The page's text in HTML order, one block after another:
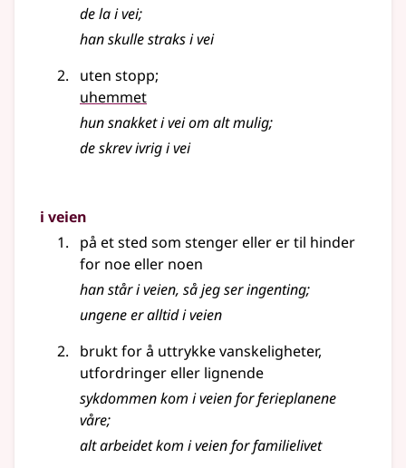
de la i vei;
han skulle straks i vei
uten stopp;
uhemmet
hun snakket i vei om alt mulig;
de skrev ivrig i vei
i veien
på et sted som stenger eller er til hinder
for noe eller noen
han står i veien, så jeg ser ingenting;
ungene er alltid i veien
brukt for å uttrykke vanskeligheter,
utfordringereller lignende
sykdommen kom i veien for ferieplanene
våre;
alt arbeidet kom i veien for familielivet